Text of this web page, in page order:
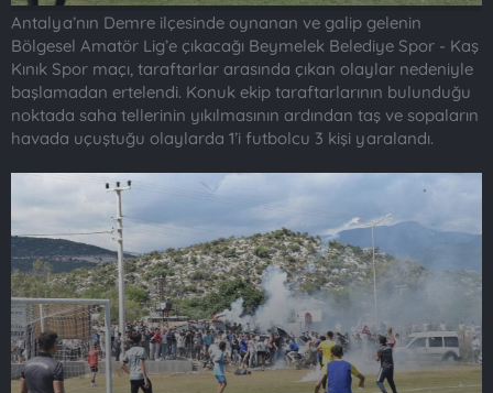
Antalya’nın Demre ilçesinde oynanan ve galip gelenin
Bölgesel Amatör Lig’e çıkacağı Beymelek Belediye Spor - Kaş
Kınık Spor maçı, taraftarlar arasında çıkan olaylar nedeniyle
başlamadan ertelendi. Konuk ekip taraftarlarının bulunduğu
noktada saha tellerinin yıkılmasının ardından taş ve sopaların
havada uçuştuğu olaylarda 1’i futbolcu 3 kişi yaralandı.